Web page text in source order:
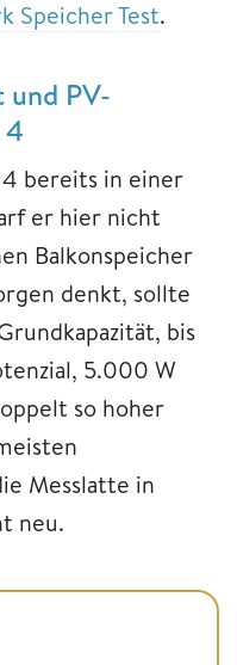
Speicher Test.
und PV-
4
4 bereits in einer
er hier nicht
Balkonspeicher
denkt, sollte
bis
5.000 W
so hoher
Messlatte in
neu.